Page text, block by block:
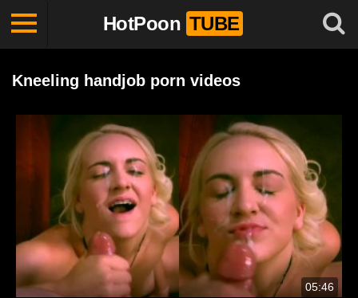
HotPoon TUBE
Kneeling handjob porn videos
05:46